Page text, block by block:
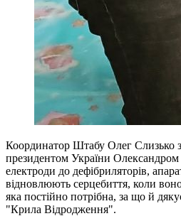
Координатор Штабу Олег Слизько
президентом України
електроди до дефібриляторів,
відновлюють серцебиття, коли
яка постійно потрібна, за що й
"Крила Відродження".